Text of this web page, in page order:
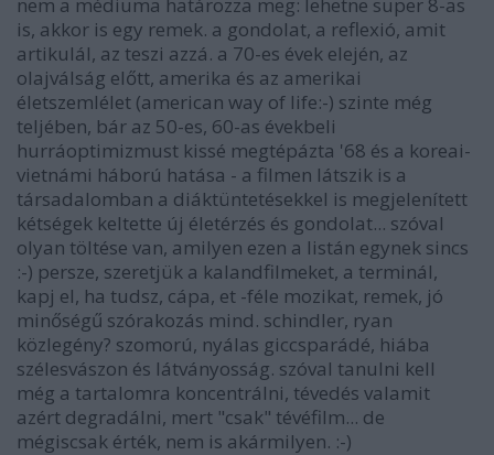
is, akkor is egy remek. a gondolat, a reflexió, amit
artikulál, az teszi azzá. a 70-es évek elején, az
olajválság előtt, amerika és az amerikai
életszemlélet (american way of life:-) szinte még
teljében, bár az 50-es, 60-as évekbeli
hurráoptimizmust kissé megtépázta '68 és a koreai-
vietnámi háború hatása - a filmen látszik is a
társadalomban a diáktüntetésekkel is megjelenített
kétségek keltette új életérzés és gondolat... szóval
olyan töltése van, amilyen ezen a listán egynek sincs
:-) persze, szeretjük a kalandfilmeket, a terminál,
kapj el, ha tudsz, cápa, et -féle mozikat, remek, jó
minőségű szórakozás mind. schindler, ryan
közlegény? szomorú, nyálas giccsparádé, hiába
szélesvászon és látványosság. szóval tanulni kell
még a tartalomra koncentrálni, tévedés valamit
azért degradálni, mert "csak" tévéfilm... de
mégiscsak érték, nem is akármilyen. :-)